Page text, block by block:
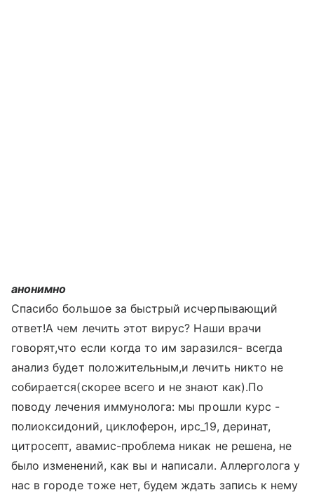
анонимно
Спасибо большое за быстрый исчерпывающий
ответ!А чем лечить этот вирус? Наши врачи
говорят,что если когда то им заразился- всегда
анализ будет положительным,и лечить никто не
собирается(скорее всего и не знают как).По
поводу лечения иммунолога: мы прошли курс -
полиоксидоний, циклоферон, ирс_19, деринат,
цитросепт, авамис-проблема никак не решена, не
было изменений, как вы и написали. Аллерголога у
нас в городе тоже нет, будем ждать запись к нему